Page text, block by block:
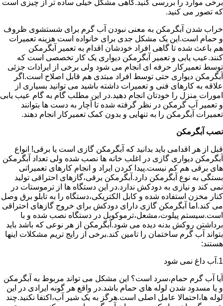
برخی موارد را بررسی کنید.گاهی مشکل خیلی ساده تر از چیزی است
که تصور می کنید.
خراب شدن آبگرمکن به معنی نبودن آب گرم برای شستشوی ظروف
و حمام است.این یک مشکل جدی برای خانواده است هزینه تعمیرات
هم باعث شده تا گاهی افراد خودشان اقدام به تعمیر آبگرمکن
کنند.عیب یابی و تعمیر آبگرمکن دیواری یک کار تخصصی است که
توسط تعمیرکار حرفه ای انجام می شود ولی برخی از ایرادات جزئی
آبگرمکن دیواری حتی توسط افراد مبتدی هم قابل اصلاح است.اگر
علاقه به کارهای فنی و تعمیرات داشته باشید می توانید بسیاری از
امورات منزل را خودتان انجام دهید.در این مطلب گام به گام عیب یابی
و تعمیر آب گرمکن در نظر گرفته شده تا آچار به دست ها بتوانند
تعمیرات آبگرمکن را به تنهایی و بدون کمک تعمیرکار انجام دهند.
نصب آبگرمکن
قبل از هر اقدامی باید بدانید که آبگرمکن گازی است یا برقی! انواع
آبگرمکن دیواری گازی در اغلب خانه ها نصب شده ولی تعداد آبگرمکن
های برقی هم کم نیست.پیدا کردن ایراد و انجام کارهای تعمیراتی
بستگی به نوع آبگرمکن دارد.آبگرمکن برقی،گازهای احتراقی تولید
نمی کند و نیازی به دودکش ندارد.در این دستگاه ها از ترموستات در
کنار مخزن استفاده شده و کابل الکتریکی،دستگاه را به تابلو برق وصل
می کند.اما آبگرمکن گازی دارای دودکش برای خروج گازهای احتراقی
است.سیستم پیلوت،مشعل،ترموکوبل در دستگاه نصب شده و با
برداشتن روکش بدنه دیده می شود.آبگرمکن از هر نوعی که باشد باید
بتواند آب گرم ساختمان را تامین کند.برخی از رایج تریم مشکلات اینها
هستند:
1.آب داغ نمی شود
آیا آب گرم حمام،سرد است؟ این مشکل می تواند مربوط به آبگرمکن
و یا مسدود شدن لوله های حمام باشد.در واقع هر گونه ایرادی در این
لوله ها،احتمالا عامل اصلی است.هرگز به یک شیر آب،اکتفا نکنید.چند